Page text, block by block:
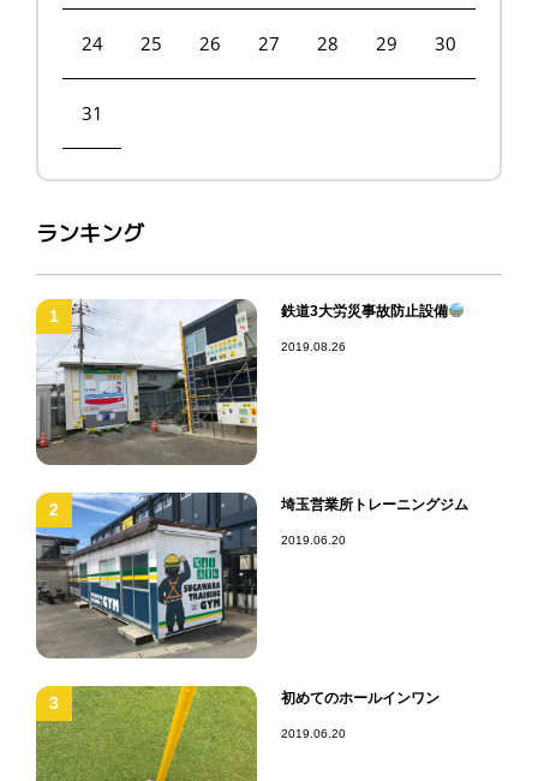
24 25 26 27 28 29 30
31
ランキング
1 鉄道3大労災事故防止設備
2019.08.26
2 埼玉営業所トレーニングジム
2019.06.20
3 初めてのホールインワン
2019.06.20